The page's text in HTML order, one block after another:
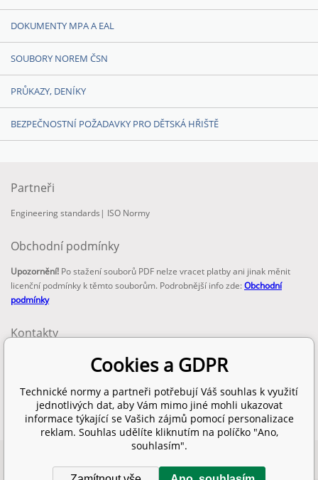
DOKUMENTY MPA A EAL
SOUBORY NOREM ČSN
PRŮKAZY, DENÍKY
BEZPEČNOSTNÍ POŽADAVKY PRO DĚTSKÁ HŘIŠTĚ
Partneři
Engineering standards | ISO Normy
Obchodní podmínky
Upozornění! Po stažení souborů PDF nelze vracet platby ani jinak měnit
licenční podmínky k těmto souborům. Podrobnější info zde:Obchodní
podmínky
Kontakty
info@technickenormy.cz
obchod@technickenormy.cz
Telefon:
+420 377 387 684
Cookies a GDPR
Technické normy a partneři potřebují Váš souhlas k využití
jednotlivých dat, aby Vám mimo jiné mohli ukazovat
informace týkající se Vašich zájmů pomocí personalizace
reklam. Souhlas udělíte kliknutím na políčko "Ano,
souhlasím".